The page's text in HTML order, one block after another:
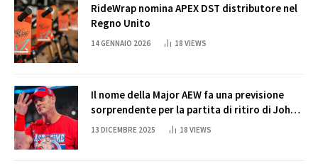
RideWrap nomina APEX DST distributore nel
Regno Unito
14 GENNAIO 2026 18 VIEWS
Il nome della Major AEW fa una previsione
sorprendente per la partita di ritiro di John
Cena
13 DICEMBRE 2025 18 VIEWS